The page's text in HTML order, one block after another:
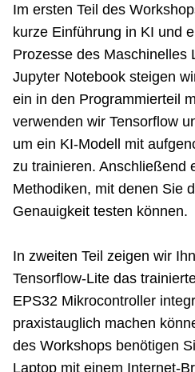
Im ersten Teil des
kurze Einführung in KI und
Prozesse des Maschinelles
Jupyter Notebook steigen
ein in den Programmierteil
verwenden wir Tensorflow
um ein KI-Modell mit
zu trainieren. Anschließend
Methodiken, mit denen Sie
Genauigkeit testen können.
In zweiten Teil zeigen wir
Tensorflow-Lite das
EPS32 Mikrocontroller
praxistauglich machen
des Workshops benötigen
Laptop mit einem Internet-